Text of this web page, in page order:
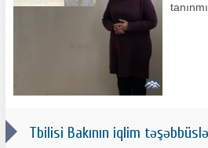
Tbilisi Bakının iqlim